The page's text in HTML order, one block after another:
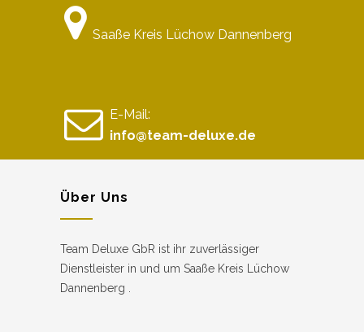
Saaße Kreis Lüchow Dannenberg
E-Mail:
info@team-deluxe.de
Über Uns
Team Deluxe GbR ist ihr zuverlässiger
Dienstleister in und um Saaße Kreis Lüchow
Dannenberg .